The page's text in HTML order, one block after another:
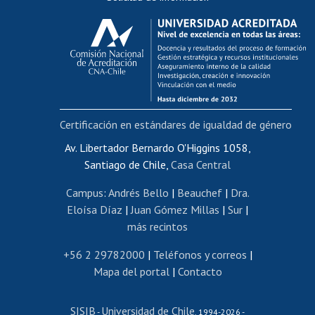
Calificación académica
Postulación al AUCAI
Funcionarias/os
Cursos internos de capacitación
Bienestar del personal
Portal de movilidad interna
Certificado de renta
Certificado de renta honorarios
Editar páginas blancas
Extranjeras/os
Revalidación y reconocimiento de títulos
Postulación al Programa de Movilidad Estudiantil
Cursos de español
Av. Libertador Bernardo O'Higgins 1058,
Santiago de Chile, Casa Central
Campus: Andrés Bello | Beauchef| Dra.
Eloísa Díaz |Juan Gómez Millas | Sur |
más recintos
+56 2 29782000 | Teléfonos y correos |
Mapa del portal| Contacto
SISIB - Universidad de Chile, 1994-2026 -
Certificación en estándares de igualdad de género